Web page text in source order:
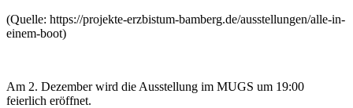
(Quelle: https://projekte-erzbistum-bamberg.de/ausstellungen/alle-in-
einem-boot)
Am 2. Dezember wird die Ausstellung im MUGS um 19:00
feierlich eröffnet.